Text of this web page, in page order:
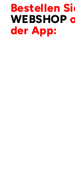
Bestellen
WEBSHOP
der App: